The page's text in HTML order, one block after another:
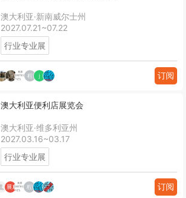
澳大利亚·新南威尔士州
2027.07.21~07.22
行业专业展
订阅
澳大利亚便利店展览会
澳大利亚·维多利亚州
2027.03.16~03.17
行业专业展
订阅